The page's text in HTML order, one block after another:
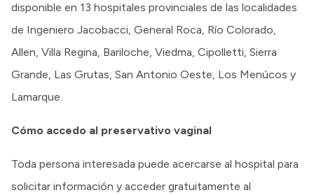
disponible en 13 hospitales provinciales de las localidades
de Ingeniero Jacobacci, General Roca, Río Colorado,
Allen, Villa Regina, Bariloche, Viedma, Cipolletti, Sierra
Grande, Las Grutas, San Antonio Oeste, Los Menúcos y
Lamarque.
Cómo accedo al preservativo vaginal
Toda persona interesada puede acercarse al hospital para
solicitar información y acceder gratuitamente al